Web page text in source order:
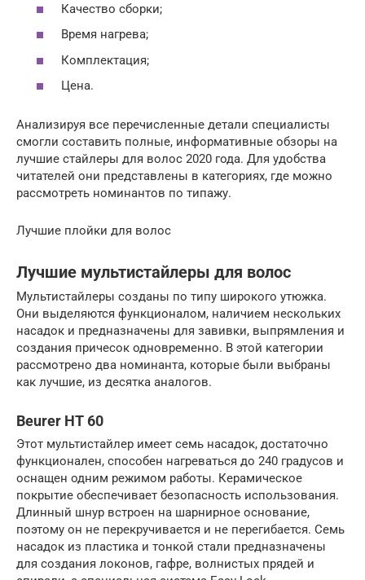
Качество сборки;
Время нагрева;
Комплектация;
Цена.
Анализируя все перечисленные детали специалисты
смогли составить полные, информативные обзоры на
лучшие стайлеры для волос 2020 года. Для удобства
читателей они представлены в категориях, где можно
рассмотреть номинантов по типажу.
Лучшие плойки для волос
Лучшие мультистайлеры для волос
Мультистайлеры созданы по типу широкого утюжка.
Они выделяются функционалом, наличием нескольких
насадок и предназначены для завивки, выпрямления и
создания причесок одновременно. В этой категории
рассмотрено два номинанта, которые были выбраны
как лучшие, из десятка аналогов.
Beurer HT 60
Этот мультистайлер имеет семь насадок, достаточно
функционален, способен нагреваться до 240 градусов и
оснащен одним режимом работы. Керамическое
покрытие обеспечивает безопасность использования.
Длинный шнур встроен на шарнирное основание,
поэтому он не перекручивается и не перегибается. Семь
насадок из пластика и тонкой стали предназначены
для создания локонов, гафре, волнистых прядей и